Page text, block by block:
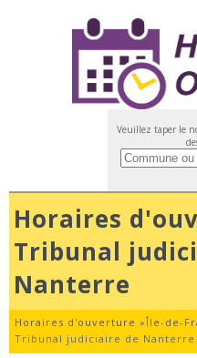
Veuillez taper le
Horaires
Tribunal
Nanterre
Horaires d'ouverture »Île-de-
Tribunal judiciaire de Nanterre